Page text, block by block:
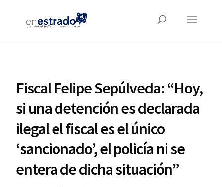
Fiscal Felipe Sepúlveda: “Hoy,
si una detención es declarada
ilegal el fiscal es el único
‘sancionado’, el policía ni se
entera de dicha situación”